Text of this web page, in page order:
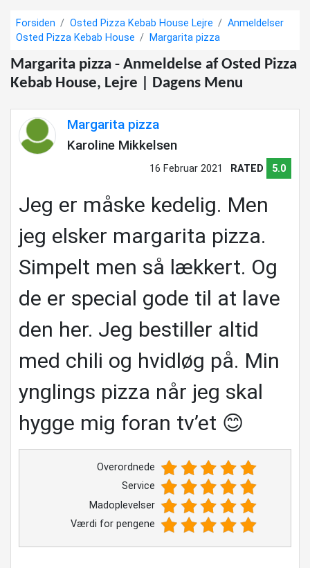
Forsiden Osted Pizza Kebab House Lejre
Anmeldelser
Osted Pizza Kebab House
Margarita pizza
Margarita pizza - Anmeldelse af Osted Pizza
Kebab House, Lejre | Dagens Menu
Margarita pizza
Karoline Mikkelsen
16 Februar 2021 RATED 5.0
Jeg er måske kedelig. Men
jeg elsker margarita pizza.
Simpelt men så lækkert. Og
de er special gode til at lave
den her. Jeg bestiller altid
med chili og hvidløg på. Min
ynglings pizza når jeg skal
hygge mig foran tv’et 😊
Overordnede
Service
Madoplevelser
Værdi for pengene